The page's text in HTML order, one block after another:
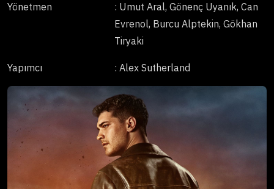
Yönetmen
: Umut Aral, Gönenç Uyanık, Can
Evrenol, Burcu Alptekin, Gökhan
Tiryaki
Yapımcı : Alex Sutherland